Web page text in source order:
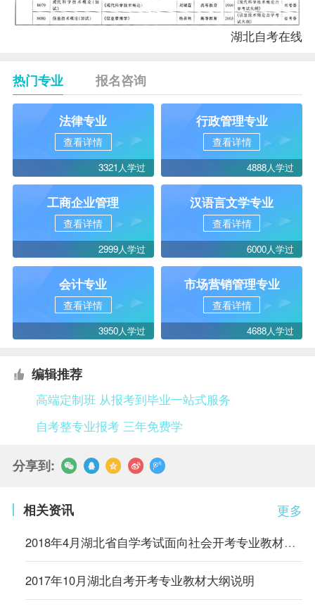
湖北自考在线
热门专业 报名咨询
法律专业
查看详情
3321人学过
行政管理专业
查看详情
4888人学过
工商企业管理
查看详情
2999人学过
汉语言文学专业
查看详情
6000人学过
会计专业
查看详情
3950人学过
市场营销管理专业
查看详情
4688人学过
编辑推荐
高端定制班 从报考到毕业一站式服务
自考整专业报考 三年免费学
分享到:
更多
相关资讯
2018年4月湖北省自学考试面向社会开考专业教材大纲使用情况
2017年10月湖北自考开考专业教材大纲说明